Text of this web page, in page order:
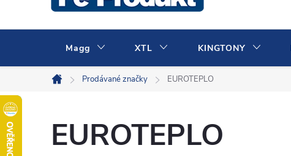
Magg XTL KINGTONY
Domů
Prodávané značky EUROTEPLO
EUROTEPLO